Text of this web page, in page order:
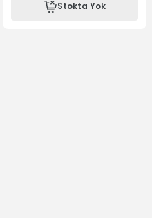
Stokta Yok